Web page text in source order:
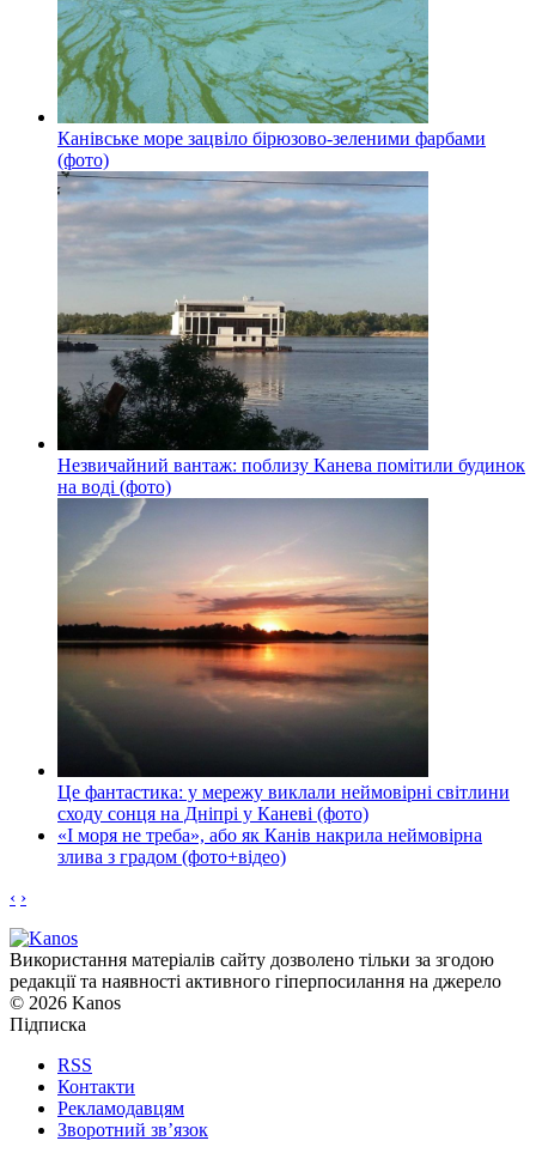
Канівське море зацвіло бірюзово-зеленими фарбами
(фото)
Незвичайний вантаж: поблизу Канева помітили будинок
на воді (фото)
Це фантастика: у мережу виклали неймовірні світлини
сходу сонця на Дніпрі у Каневі (фото)
«І моря не треба», або як Канів накрила неймовірна
злива з градом (фото+відео)
‹ ›
Використання матеріалів сайту дозволено тільки за згодою
редакції та наявності активного гіперпосилання на джерело
© 2026 Kanos
Підписка
RSS
Контакти
Рекламодавцям
Зворотний зв’язок